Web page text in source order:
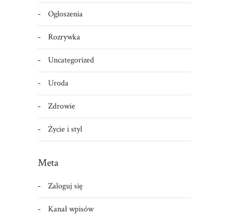
Ogłoszenia
Rozrywka
Uncategorized
Uroda
Zdrowie
Życie i styl
Meta
Zaloguj się
Kanał wpisów